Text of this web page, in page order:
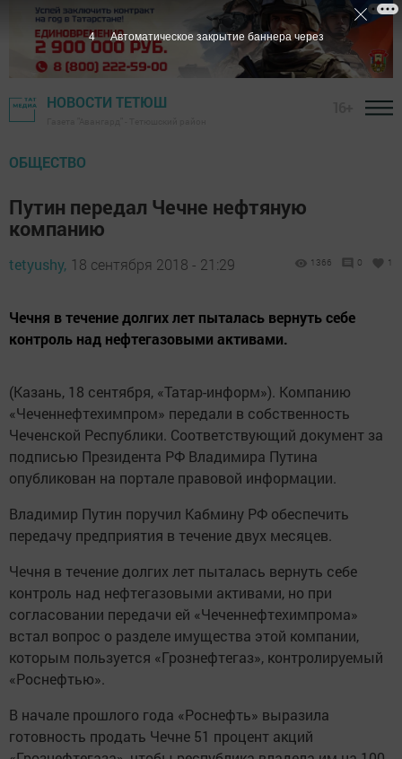
НОВОСТИ ТЕТЮШ
ОБЩЕСТВО
Путин передал Чечне нефтяную
компанию
tetyushy, 18 сентября 2018 - 21:29 1366 0 1
Чечня в течение долгих лет пыталась вернуть себе
контроль над нефтегазовыми активами.
(Казань, 18 сентября, «Татар-информ»). Компанию
«Чеченнефтехимпром» передали в собственность
Чеченской Республики. Соответствующий документ за
подписью Президента РФ Владимира Путина
опубликован на портале правовой информации.
Владимир Путин поручил Кабмину РФ обеспечить
передачу предприятия в течение двух месяцев.
Чечня в течение долгих лет пыталась вернуть себе
контроль над нефтегазовыми активами, но при
согласовании передачи ей «Чеченнефтехимпрома»
встал вопрос о разделе имущества этой компании,
которым пользуется «Грознефтегаз», контролируемый
«Роснефтью».
В начале прошлого года «Роснефть» выразила
готовность продать Чечне 51 процент акций
3 Автоматическое закрытие баннера через